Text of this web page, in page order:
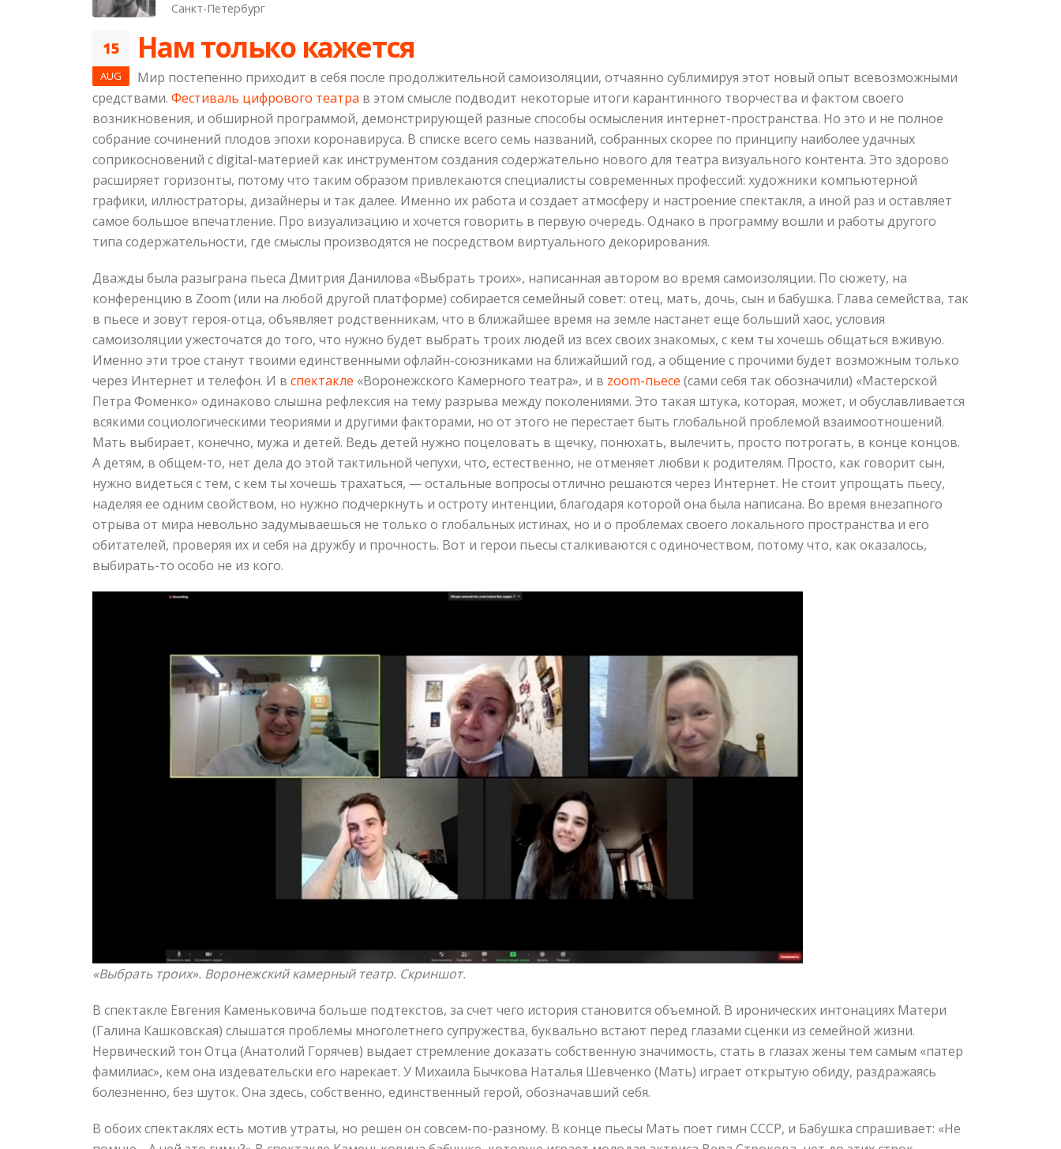
Санкт-Петербург
15
AUG
Нам только кажется
Мир постепенно приходит в себя после продолжительной самоизоляции, отчаянно сублимируя этот новый опыт всевозможными
средствами. Фестиваль цифрового театра в этом смысле подводит некоторые итоги карантинного творчества и фактом своего
возникновения, и обширной программой, демонстрирующей разные способы осмысления интернет-пространства. Но это и не полное
собрание сочинений плодов эпохи коронавируса. В списке всего семь названий, собранных скорее по принципу наиболее удачных
соприкосновений с digital-материей как инструментом создания содержательно нового для театра визуального контента. Это здорово
расширяет горизонты, потому что таким образом привлекаются специалисты современных профессий: художники компьютерной
графики, иллюстраторы, дизайнеры и так далее. Именно их работа и создает атмосферу и настроение спектакля, а иной раз и оставляет
самое большое впечатление. Про визуализацию и хочется говорить в первую очередь. Однако в программу вошли и работы другого
типа содержательности, где смыслы производятся не посредством виртуального декорирования.
Дважды была разыграна пьеса Дмитрия Данилова «Выбрать троих», написанная автором во время самоизоляции. По сюжету, на
конференцию в Zoom (или на любой другой платформе) собирается семейный совет: отец, мать, дочь, сын и бабушка. Глава семейства, так
в пьесе и зовут героя-отца, объявляет родственникам, что в ближайшее время на земле настанет еще больший хаос, условия
самоизоляции ужесточатся до того, что нужно будет выбрать троих людей из всех своих знакомых, с кем ты хочешь общаться вживую.
Именно эти трое станут твоими единственными офлайн-союзниками на ближайший год, а общение с прочими будет возможным только
через Интернет и телефон. И в спектакле «Воронежского Камерного театра», и в zoom-пьесе (сами себя так обозначили) «Мастерской
Петра Фоменко» одинаково слышна рефлексия на тему разрыва между поколениями. Это такая штука, которая, может, и обуславливается
всякими социологическими теориями и другими факторами, но от этого не перестает быть глобальной проблемой взаимоотношений.
Мать выбирает, конечно, мужа и детей. Ведь детей нужно поцеловать в щечку, понюхать, вылечить, просто потрогать, в конце концов.
А детям, в общем-то, нет дела до этой тактильной чепухи, что, естественно, не отменяет любви к родителям. Просто, как говорит сын,
нужно видеться с тем, с кем ты хочешь трахаться, — остальные вопросы отлично решаются через Интернет. Не стоит упрощать пьесу,
наделяя ее одним свойством, но нужно подчеркнуть и остроту интенции, благодаря которой она была написана. Во время внезапного
отрыва от мира невольно задумываешься не только о глобальных истинах, но и о проблемах своего локального пространства и его
обитателей, проверяя их и себя на дружбу и прочность. Вот и герои пьесы сталкиваются с одиночеством, потому что, как оказалось,
выбирать-то особо не из кого.
«Выбрать троих». Воронежский камерный театр. Скриншот.
В спектакле Евгения Каменьковича больше подтекстов, за счет чего история становится объемной. В иронических интонациях Матери
(Галина Кашковская) слышатся проблемы многолетнего супружества, буквально встают перед глазами сценки из семейной жизни.
Нервический тон Отца (Анатолий Горячев) выдает стремление доказать собственную значимость, стать в глазах жены тем самым «патер
фамилиас», кем она издевательски его нарекает. У Михаила Бычкова Наталья Шевченко (Мать) играет открытую обиду, раздражаясь
болезненно, без шуток. Она здесь, собственно, единственный герой, обозначавший себя.
В обоих спектаклях есть мотив утраты, но решен он совсем-по-разному. В конце пьесы Мать поет гимн СССР, и Бабушка спрашивает: «Не